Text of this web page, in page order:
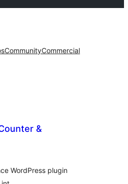
CommunityCommercial
&
WordPress plugin